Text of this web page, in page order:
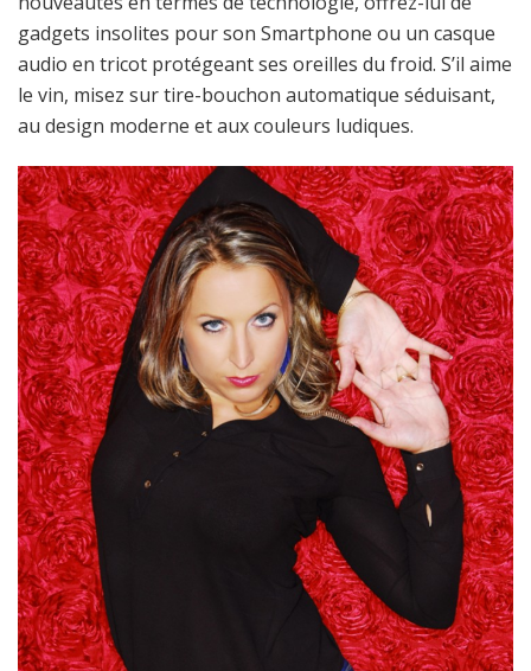
gadgets insolites pour son Smartphone ou un casque
audio en tricot protégeant ses oreilles du froid. S’il aime
le vin, misez sur tire-bouchon automatique séduisant,
au design moderne et aux couleurs ludiques.